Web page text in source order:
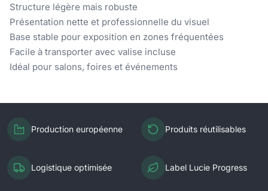
Structure légère mais robuste
Présentation nette et professionnelle du visuel
Base stable pour exposition en zones fréquentées
Facile à transporter avec valise incluse
Idéal pour salons, foires et événements
Production européenne Produits réutilisables
Logistique optimisée Label Lucie Progress